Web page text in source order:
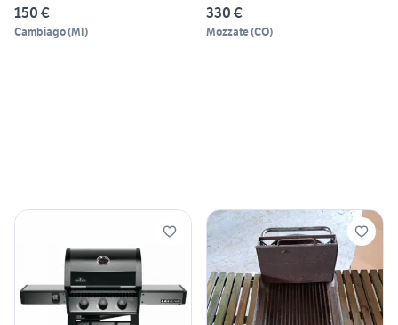
150 €
Cambiago(MI)
330 €
Mozzate(CO)